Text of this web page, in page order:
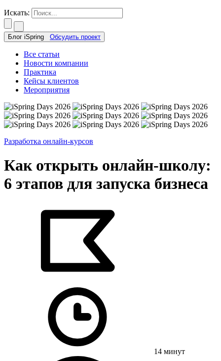
Искать:
Блог iSpring Обсудить проект
Все статьи
Новости компании
Практика
Кейсы клиентов
Мероприятия
Разработка онлайн-курсов
Как открыть онлайн-школу:
6 этапов для запуска бизнеса
14 минут